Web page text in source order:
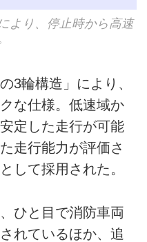
より、停止時から高速
3輪構造」により、
な仕様。低速域か
定した走行が可能
走行能力が評価さ
して採用された。
ひと目で消防車両
れているほか、追